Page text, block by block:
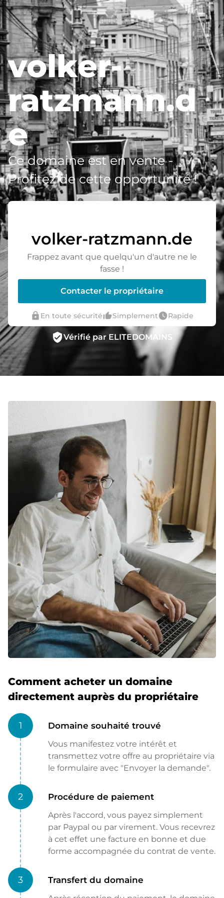
volker-
ratzmann.d
e
Ce domaine est en vente -
Profitez de cette opportunité !
volker-ratzmann.de
Frappez avant que quelqu'un d'autre ne le
fasse !
Contacter le propriétaire
lock En toute sécuritéthumb_up_altSimplementwatch_laterRapide
verified_userVérifié par ELITEDOMAINS
Comment acheter un domaine
directement auprès du propriétaire
1 Domaine souhaité trouvé
Vous manifestez votre intérêt et
transmettez votre offre au propriétaire via
le formulaire avec "Envoyer la demande".
2 Procédure de paiement
Après l'accord, vous payez simplement
par Paypal ou par virement. Vous recevrez
à cet effet une facture en bonne et due
forme accompagnée du contrat de vente.
3 Transfert du domaine